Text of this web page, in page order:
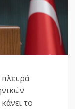
πλευρά
το